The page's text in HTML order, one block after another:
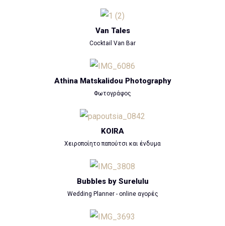
Van Tales
Cocktail Van Bar
Athina Matskalidou Photography
Φωτογράφος
KOIRA
Χειροποίητο παπούτσι και ένδυμα
Bubbles by Surelulu
Wedding Planner - online αγορές